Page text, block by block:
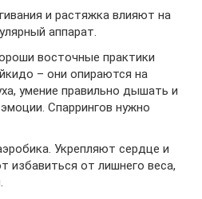
и растяжка влияют на
аппарат.
восточные практики
– они опираются на
умение правильно дышать и
Спаррингов нужно
Укрепляют сердце и
избавиться от лишнего веса,